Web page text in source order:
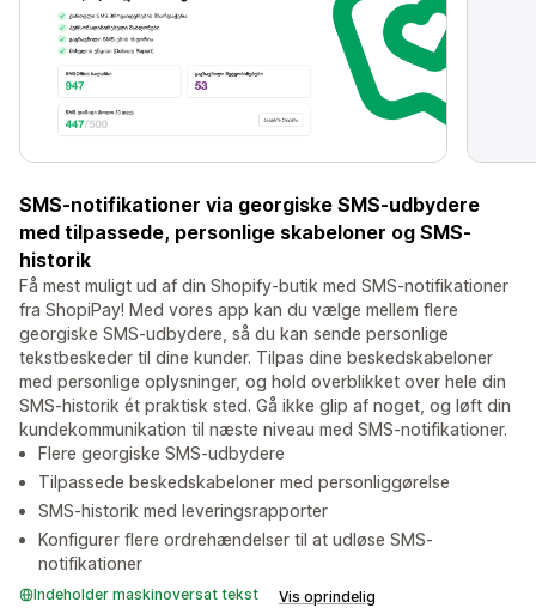
SMS-notifikationer via georgiske SMS-udbydere
med tilpassede, personlige skabeloner og SMS-
historik
Få mest muligt ud af din Shopify-butik med SMS-notifikationer
fra ShopiPay! Med vores app kan du vælge mellem flere
georgiske SMS-udbydere, så du kan sende personlige
tekstbeskeder til dine kunder. Tilpas dine beskedskabeloner
med personlige oplysninger, og hold overblikket over hele din
SMS-historik ét praktisk sted. Gå ikke glip af noget, og løft din
kundekommunikation til næste niveau med SMS-notifikationer.
Flere georgiske SMS-udbydere
Tilpassede beskedskabeloner med personliggørelse
SMS-historik med leveringsrapporter
Konfigurer flere ordrehændelser til at udløse SMS-
notifikationer
Indeholder maskinoversat tekst Vis oprindelig